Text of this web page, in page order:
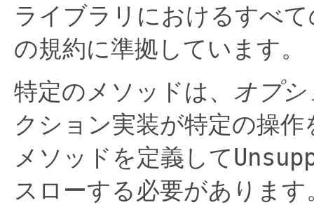
ライブラリにおけるすべ
の規約に準拠しています。
特定のメソッドは、 オプシ
クション実装が特定の操
メソッドを定義して
スローする必要があります